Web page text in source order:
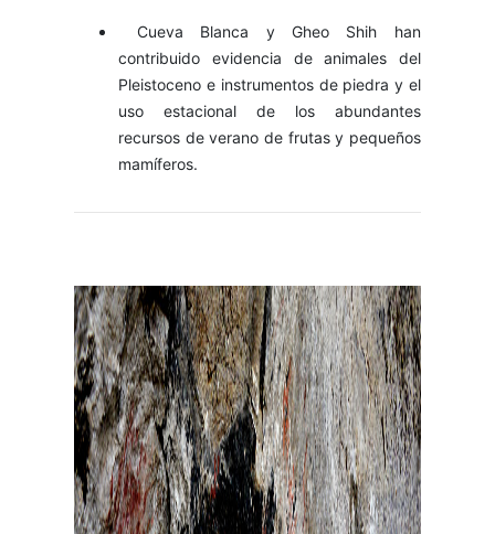
Cueva Blanca y Gheo Shih han
contribuido evidencia de animales del
Pleistoceno e instrumentos de piedra y el
uso estacional de los abundantes
recursos de verano de frutas y pequeños
mamíferos.